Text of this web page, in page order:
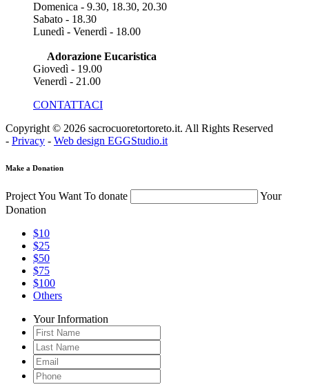
Domenica - 9.30, 18.30, 20.30
Sabato - 18.30
Lunedì - Venerdì - 18.00
Adorazione Eucaristica
Giovedì - 19.00
Venerdì - 21.00
CONTATTACI
Copyright © 2026 sacrocuoretortoreto.it. All Rights Reserved
- Privacy - Web design EGGStudio.it
Make a Donation
Project You Want To donate
Your
Donation
$10
$25
$50
$75
$100
Others
Your Information